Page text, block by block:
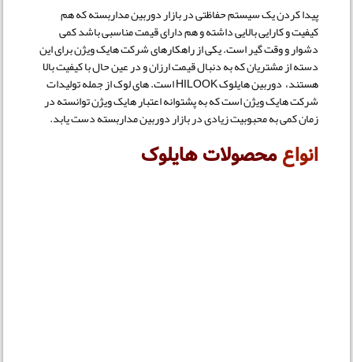
پیدا کردن یک سیستم حفاظتی در بازار دوربین مداربسته که هم
کیفیت و کارایی بالایی داشته و هم دارای قیمت مناسبی باشد کمی
دشوار و وقت گیر است. یکی از راهکارهای شرکت هایک ویژن برای این
دسته از مشتریان که به دنبال قیمت ارزان و در عین حال با کیفیت بالا
هستند، دوربین هایلوک HILOOK است. های لوک از جمله تولیدات
شرکت هایک ویژن است که به پشتوانه اعتبار هایک ویژن توانسته در
زمان کمی به محبوبیت زیادی در بازار دوربین مداربسته دست یابد.
انواعمحصولات هایلوک